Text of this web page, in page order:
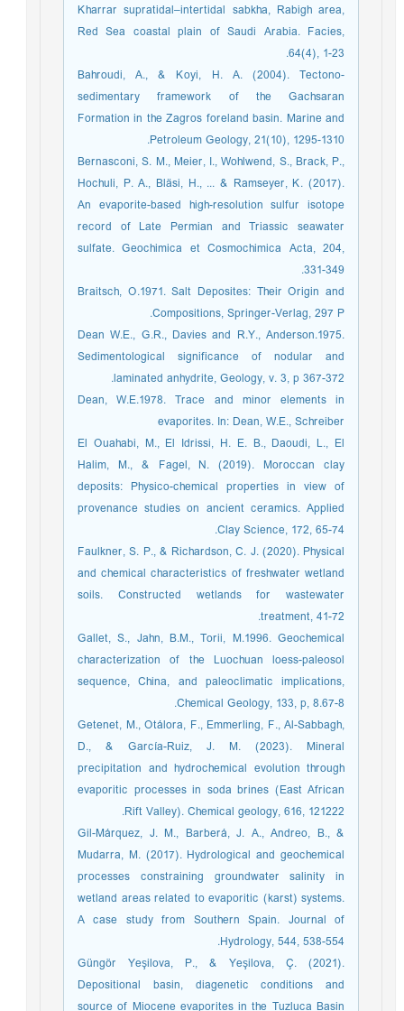
Kharrar supratidal–intertidal sabkha, Rabigh area,
Red Sea coastal plain of Saudi Arabia. Facies,
64(4), 1-23.‏
Bahroudi, A., & Koyi, H. A. (2004). Tectono-
sedimentary framework of the Gachsaran
Formation in the Zagros foreland basin. Marine and
Petroleum Geology, 21(10), 1295-1310.‏
Bernasconi, S. M., Meier, I., Wohlwend, S., Brack, P.,
Hochuli, P. A., Bläsi, H., ... & Ramseyer, K. (2017).
An evaporite-based high-resolution sulfur isotope
record of Late Permian and Triassic seawater
sulfate. Geochimica et Cosmochimica Acta, 204,
331-349.‏
Braitsch, O.1971. Salt Deposites: Their Origin and
Compositions, Springer-Verlag, 297 P.
Dean W.E., G.R., Davies and R.Y., Anderson.1975.
Sedimentological significance of nodular and
laminated anhydrite, Geology, v. 3, p 367-372.
Dean, W.E.1978. Trace and minor elements in
evaporites. In: Dean, W.E., Schreiber
El Ouahabi, M., El Idrissi, H. E. B., Daoudi, L., El
Halim, M., & Fagel, N. (2019). Moroccan clay
deposits: Physico-chemical properties in view of
provenance studies on ancient ceramics. Applied
Clay Science, 172, 65-74.‏
Faulkner, S. P., & Richardson, C. J. (2020). Physical
and chemical characteristics of freshwater wetland
soils. Constructed wetlands for wastewater
treatment, 41-72.‏
Gallet, S., Jahn, B.M., Torii, M.1996. Geochemical
characterization of the Luochuan loess-paleosol
sequence, China, and paleoclimatic implications,
Chemical Geology, 133, p, 8.67-8.
Getenet, M., Otálora, F., Emmerling, F., Al-Sabbagh,
D., & García-Ruiz, J. M. (2023). Mineral
precipitation and hydrochemical evolution through
evaporitic processes in soda brines (East African
Rift Valley). Chemical geology, 616, 121222.‏
Gil-Márquez, J. M., Barberá, J. A., Andreo, B., &
Mudarra, M. (2017). Hydrological and geochemical
processes constraining groundwater salinity in
wetland areas related to evaporitic (karst) systems.
A case study from Southern Spain. Journal of
Hydrology, 544, 538-554.‏
Güngör Yeşilova, P., & Yeşilova, Ç. (2021).
Depositional basin, diagenetic conditions and